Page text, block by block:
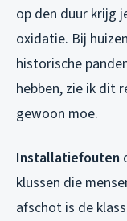
op den duur krijg
oxidatie. Bij
historische
hebben, zie ik dit
gewoon moe.
Installatiefouten
klussen die
afschot is de